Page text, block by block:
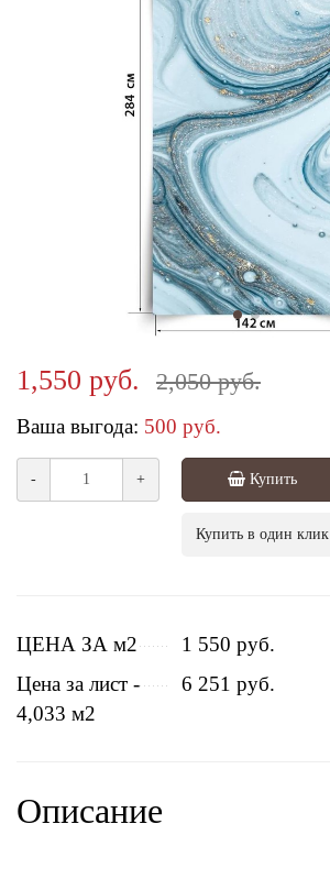
1,550 руб. 2,050 руб.
Ваша выгода: 500 руб.
- + Купить
Купить в один клик
ЦЕНА ЗА м2
1 550 руб.
Цена за лист -
4,033 м2
6 251 руб.
Описание